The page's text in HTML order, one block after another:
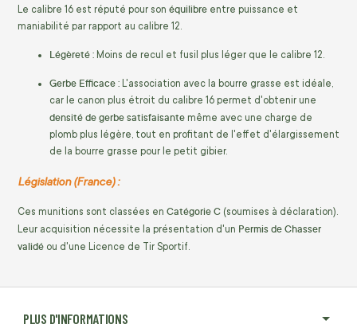
PLUS D'INFORMATIONS
Le calibre 16 est réputé pour son équilibre entre puissance et
maniabilité par rapport au calibre 12.
Légèreté : Moins de recul et fusil plus léger que le calibre 12.
Gerbe Efficace : L'association avec la bourre grasse est idéale,
car le canon plus étroit du calibre 16 permet d'obtenir une
densité de gerbe satisfaisante même avec une charge de
plomb plus légère, tout en profitant de l'effet d'élargissement
de la bourre grasse pour le petit gibier.
Législation (France) :
Ces munitions sont classées en Catégorie C (soumises à déclaration).
Leur acquisition nécessite la présentation d'un Permis de Chasser
validé ou d'une Licence de Tir Sportif.